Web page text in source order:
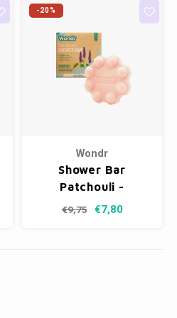
-20%
Wondr
Shower Bar
Patchouli -
Sensitive
€9,75 €7,80